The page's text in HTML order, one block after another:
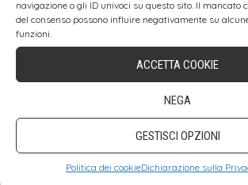
navigazione o gli ID univoci su questo sito. Il mancato
del consenso possono influire negativamente su
funzioni.
ACCETTA COOKIE
NEGA
GESTISCI OPZIONI
Politica dei cookieDichiarazione sulla
Guida ai Mercatini di Natale in Italia